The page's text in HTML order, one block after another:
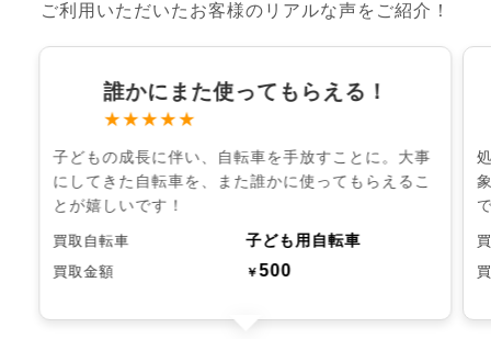
ご利用いただいたお客様のリアルな声をご紹介！
誰かにまた使ってもらえる！
★★★★★
子どもの成長に伴い、自転車を手放すことに。大事
にしてきた自転車を、また誰かに使ってもらえるこ
とが嬉しいです！
買取自転車 子ども用自転車
買取金額 ￥500